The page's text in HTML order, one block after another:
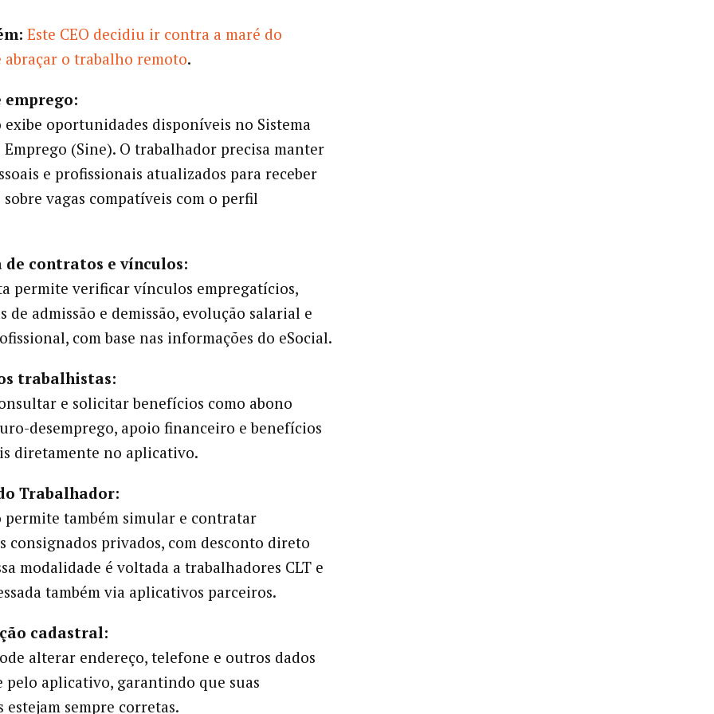
Este CEO decidiu ir contra a maré do
abraçar o trabalho remoto.
emprego:
oportunidades disponíveis no Sistema
(Sine). O trabalhador precisa manter
e profissionais atualizados para receber
vagas compatíveis com o perfil
de contratos e vínculos:
permite verificar vínculos empregatícios,
de admissão e demissão, evolução salarial e
com base nas informações do eSocial.
trabalhistas:
e solicitar benefícios como abono
desemprego, apoio financeiro e benefícios
diretamente no aplicativo.
Trabalhador:
permite também simular e contratar
consignados privados, com desconto direto
modalidade é voltada a trabalhadores CLT e
também via aplicativos parceiros.
cadastral:
alterar endereço, telefone e outros dados
pelo aplicativo, garantindo que suas
estejam sempre corretas.